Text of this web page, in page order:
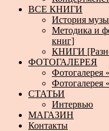
ВСЕ КНИГИ
История
Методика и
книг]
КНИГИ
ФОТОГАЛЕРЕЯ
Фотогалерея
Фотогалерея
СТАТЬИ
Интервью
МАГАЗИН
Контакты